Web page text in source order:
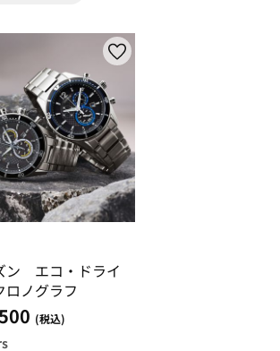
ン エコ・ドライ
ノグラフ
(税込)